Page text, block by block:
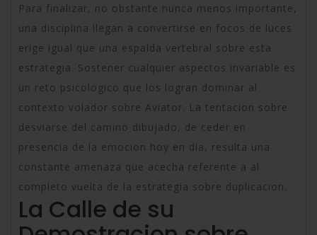
Para finalizar, no obstante nunca menos importante,
una disciplina llegan a convertirse en focos de luces
erige igual que una espalda vertebral sobre esta
estrategia. Sostener cualquier aspectos invariable es
un reto psicologico que los logran dominar al
contexto volador sobre Aviator. La tentacion sobre
desviarse del camino dibujado, de ceder en
presencia de la emocion hoy en dia, resulta una
constante amenaza que acecha referente a al
completo vuelta de la estrategia sobre duplicacion.
La Calle de su